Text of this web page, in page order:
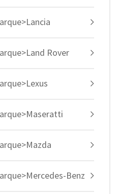
Rover
Benz